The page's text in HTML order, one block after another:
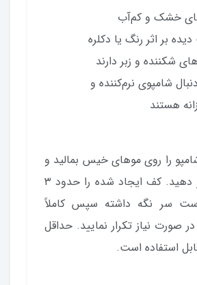
خشک و کم‌آب
بر اثر رنگ یا دکلره
شکننده و زبر دارند
شامپوی نرم‌کننده و
هستند
را روی موهای خیس بمالید و
به آرامی ماساژ دهید. کف ایجاد شده را حدود ۳
سر نگه داشته سپس کاملاً
صورت نیاز تکرار نمایید. حداقل